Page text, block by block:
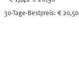
30-Tage-Bestpreis:€ 20,50